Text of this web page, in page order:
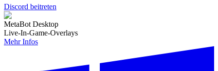
Discord beitreten
MetaBot Desktop
Live-In-Game-Overlays
Mehr Infos